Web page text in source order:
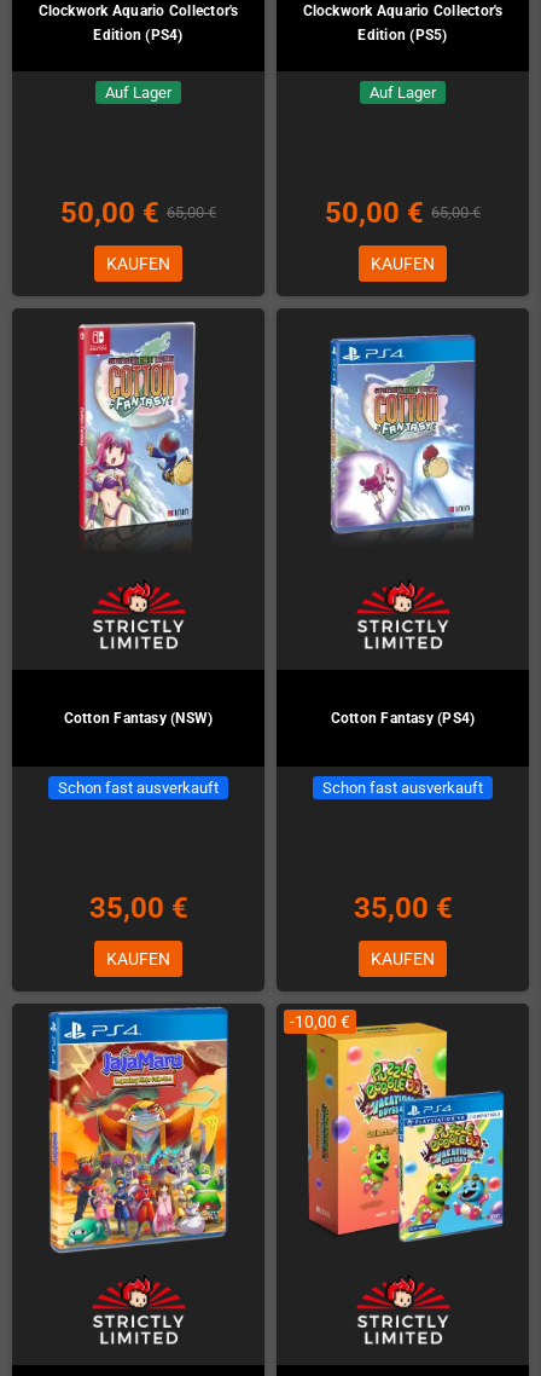
Clockwork Aquario Collector's
Edition (PS4)
Auf Lager
50,00 € 65,00 €
KAUFEN
Clockwork Aquario Collector's
Edition (PS5)
Auf Lager
50,00 € 65,00 €
KAUFEN
Cotton Fantasy (NSW)
Schon fast ausverkauft
35,00 €
KAUFEN
Cotton Fantasy (PS4)
Schon fast ausverkauft
35,00 €
KAUFEN
-10,00 €